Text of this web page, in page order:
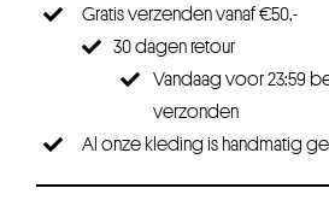
Gratis verzenden vanaf €50,-
30 dagen retour
Vandaag voor 23:59
verzonden
Al onze kleding is handmatig